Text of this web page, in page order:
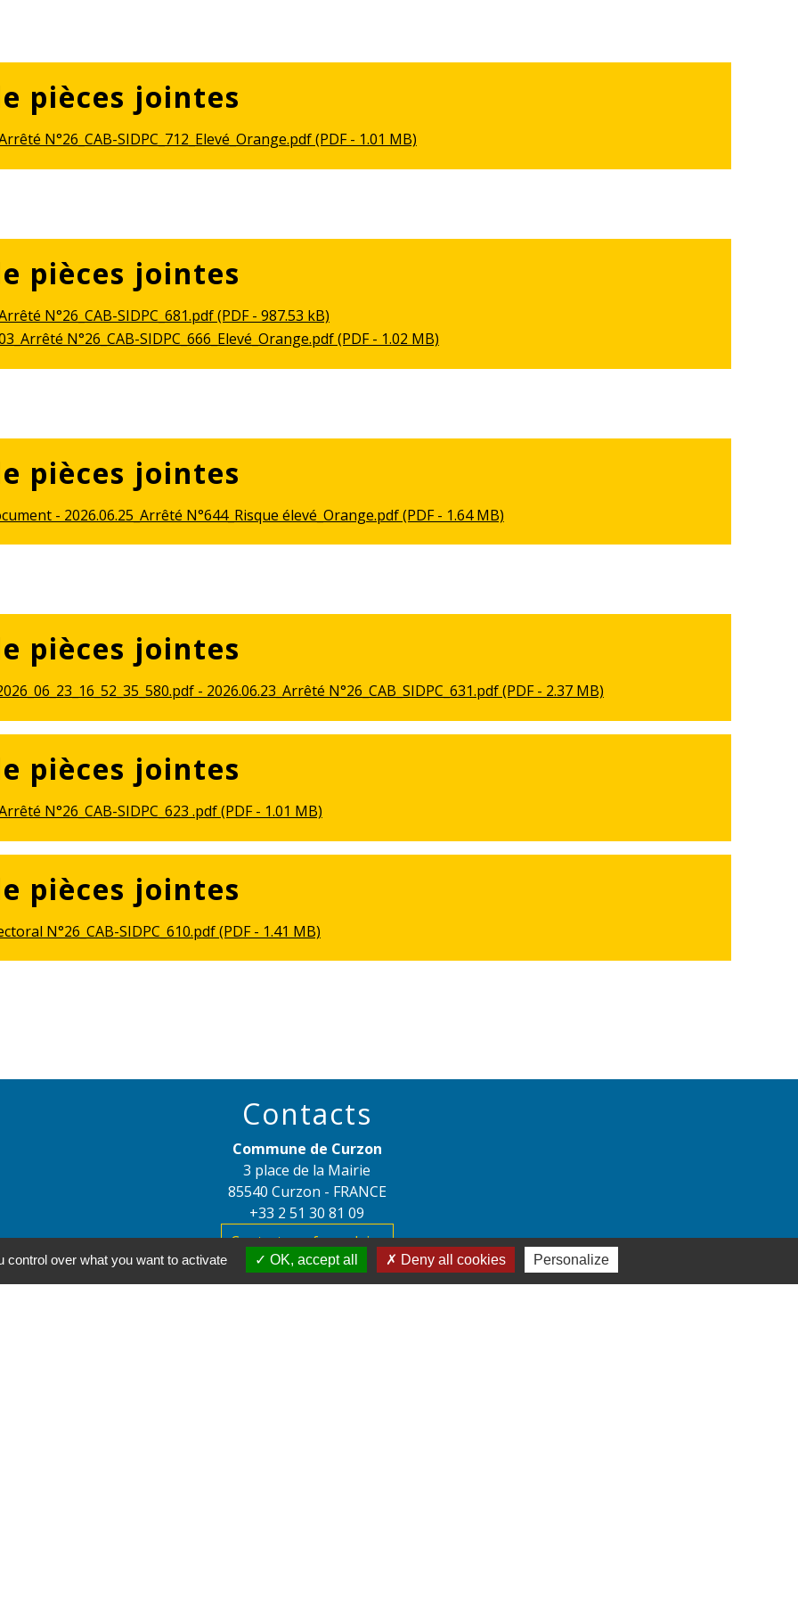
pièces jointes
N°26_CAB-SIDPC_712_Elevé_Orange.pdf (PDF - 1.01 MB)
pièces jointes
N°26_CAB-SIDPC_681.pdf (PDF - 987.53 kB)
N°26_CAB-SIDPC_666_Elevé_Orange.pdf (PDF - 1.02 MB)
pièces jointes
- 2026.06.25_Arrêté N°644_Risque élevé_Orange.pdf (PDF - 1.64 MB)
pièces jointes
- 2026.06.23_Arrêté N°26_CAB_SIDPC_631.pdf (PDF - 2.37 MB)
pièces jointes
N°26_CAB-SIDPC_623 .pdf (PDF - 1.01 MB)
pièces jointes
N°26_CAB-SIDPC_610.pdf (PDF - 1.41 MB)
Contacts
Commune de Curzon
3 place de la Mairie
85540 Curzon - FRANCE
+33 2 51 30 81 09
Contact par formulaire
over what you want to activate OK, accept all Deny all cookies Personalize